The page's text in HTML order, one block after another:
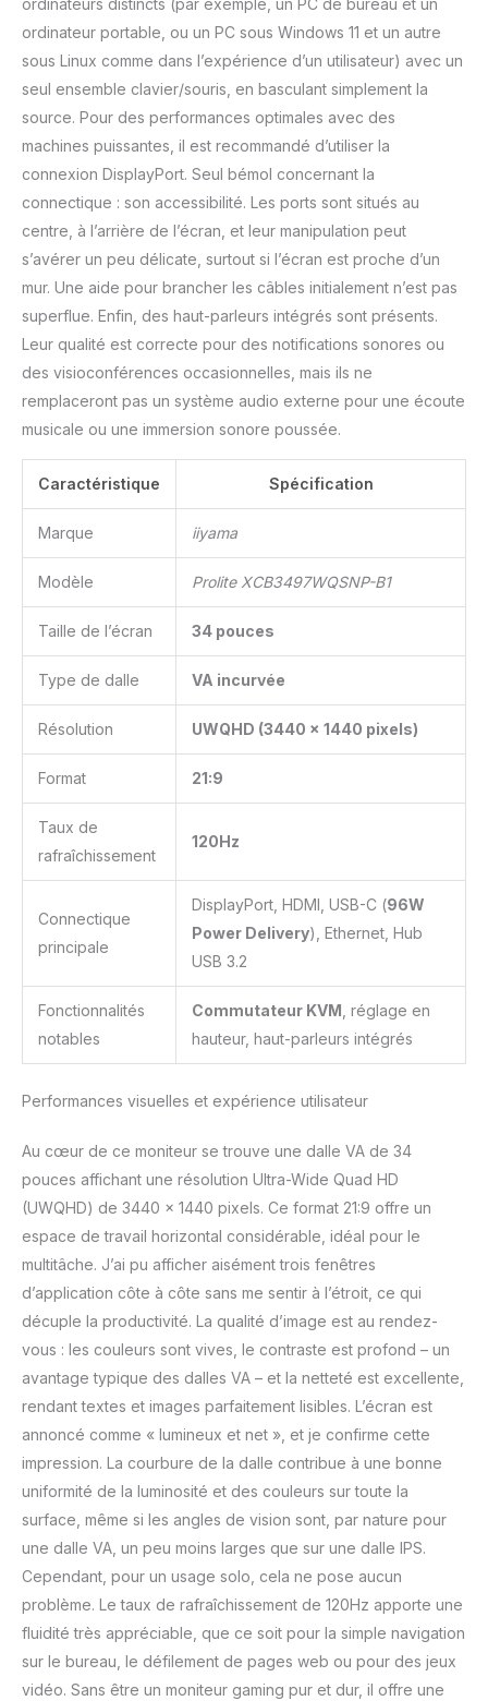
ordinateurs distincts (par exemple, un PC de bureau et un
ordinateur portable, ou un PC sous Windows 11 et un autre
sous Linux comme dans l’expérience d’un utilisateur) avec un
seul ensemble clavier/souris, en basculant simplement la
source. Pour des performances optimales avec des
machines puissantes, il est recommandé d’utiliser la
connexion DisplayPort. Seul bémol concernant la
connectique : son accessibilité. Les ports sont situés au
centre, à l’arrière de l’écran, et leur manipulation peut
s’avérer un peu délicate, surtout si l’écran est proche d’un
mur. Une aide pour brancher les câbles initialement n’est pas
superflue. Enfin, des haut-parleurs intégrés sont présents.
Leur qualité est correcte pour des notifications sonores ou
des visioconférences occasionnelles, mais ils ne
remplaceront pas un système audio externe pour une écoute
musicale ou une immersion sonore poussée.
Caractéristique Spécification
Marque iiyama
Modèle Prolite XCB3497WQSNP-B1
Taille de l’écran 34 pouces
Type de dalle VA incurvée
Résolution UWQHD (3440 x 1440 pixels)
Format 21:9
Taux de
rafraîchissement
120Hz
Connectique
principale
DisplayPort, HDMI, USB-C (96W
Power Delivery), Ethernet, Hub
USB 3.2
Fonctionnalités
notables
Commutateur KVM , réglage en
hauteur, haut-parleurs intégrés
Performances visuelles et expérience utilisateur
Au cœur de ce moniteur se trouve une dalle VA de 34
pouces affichant une résolution Ultra-Wide Quad HD
(UWQHD) de 3440 x 1440 pixels. Ce format 21:9 offre un
espace de travail horizontal considérable, idéal pour le
multitâche. J’ai pu afficher aisément trois fenêtres
d’application côte à côte sans me sentir à l’étroit, ce qui
décuple la productivité. La qualité d’image est au rendez-
vous : les couleurs sont vives, le contraste est profond – un
avantage typique des dalles VA – et la netteté est excellente,
rendant textes et images parfaitement lisibles. L’écran est
annoncé comme « lumineux et net », et je confirme cette
impression. La courbure de la dalle contribue à une bonne
uniformité de la luminosité et des couleurs sur toute la
surface, même si les angles de vision sont, par nature pour
une dalle VA, un peu moins larges que sur une dalle IPS.
Cependant, pour un usage solo, cela ne pose aucun
problème. Le taux de rafraîchissement de 120Hz apporte une
fluidité très appréciable, que ce soit pour la simple navigation
sur le bureau, le défilement de pages web ou pour des jeux
vidéo. Sans être un moniteur gaming pur et dur, il offre une